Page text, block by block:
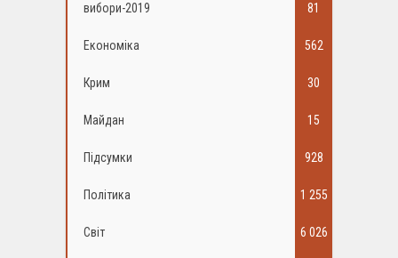
вибори-2019 81
Економіка 562
Крим 30
Майдан 15
Підсумки 928
Політика 1 255
Світ 6 026